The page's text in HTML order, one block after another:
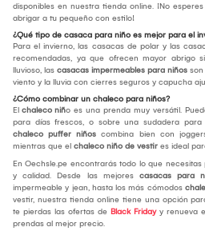
disponibles en nuestra tienda online. ¡No
abrigar a tu pequeño con estilo!
¿Qué tipo de casaca para niño es mejor para el
Para el invierno, las casacas de polar y las
recomendadas, ya que ofrecen mayor abrigo
lluvioso, las casacas impermeables para niños
viento y la lluvia con cierres seguros y capucha
¿Cómo combinar un chaleco para niños?
El chaleco niño es una prenda muy versátil.
para días frescos, o sobre una sudadera
chaleco puffer niños combina bien con
mientras que el chaleco niño de vestir es ideal
En Oechsle.pe encontrarás todo lo que
y calidad. Desde las mejores casacas para
impermeable y jean, hasta los más cómodos
vestir, nuestra tienda online tiene una opción
te pierdas las ofertas de Black Fridayy renueva
prendas al mejor precio.